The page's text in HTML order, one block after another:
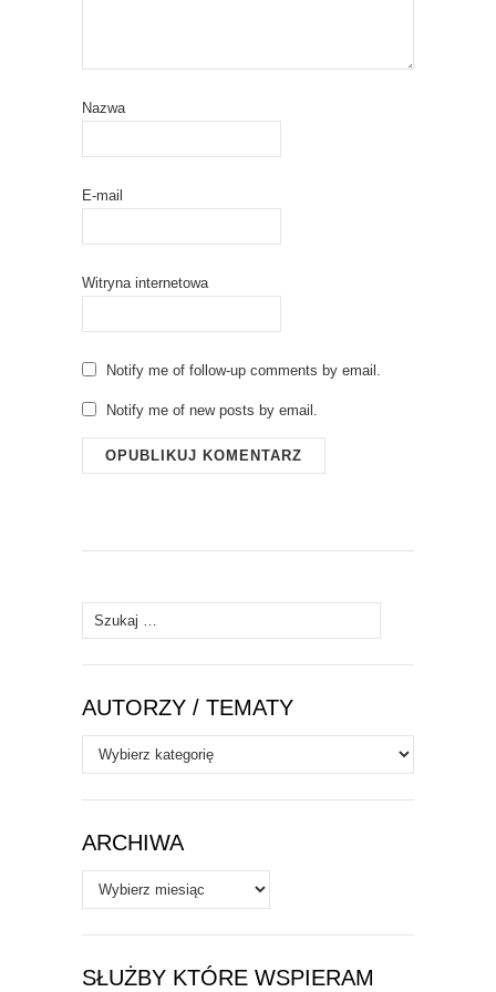
Nazwa
E-mail
Witryna internetowa
Notify me of follow-up comments by email.
Notify me of new posts by email.
Szukaj:
AUTORZY / TEMATY
Autorzy
/
Tematy
ARCHIWA
Archiwa
SŁUŻBY KTÓRE WSPIERAM